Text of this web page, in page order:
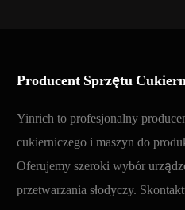
Producent Sprzętu
Yinrich to profesjonalny
cukierniczego i maszyn do
Oferujemy szeroki wybór
przetwarzania słodyczy.